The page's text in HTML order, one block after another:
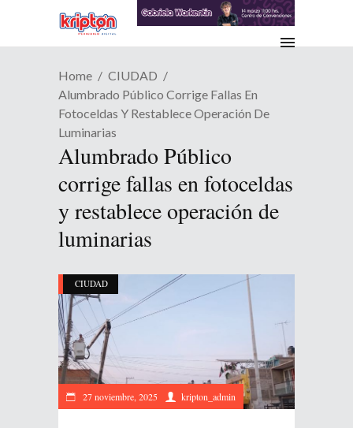
Home
CIUDAD
Alumbrado Público Corrige Fallas En
Fotoceldas Y Restablece Operación De
Luminarias
Alumbrado Público
corrige fallas en fotoceldas
y restablece operación de
luminarias
CIUDAD
27 noviembre, 2025 kripton_admin